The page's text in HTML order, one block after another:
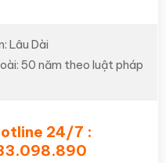
Lâu Dài
50 năm theo luật pháp
24/7 :